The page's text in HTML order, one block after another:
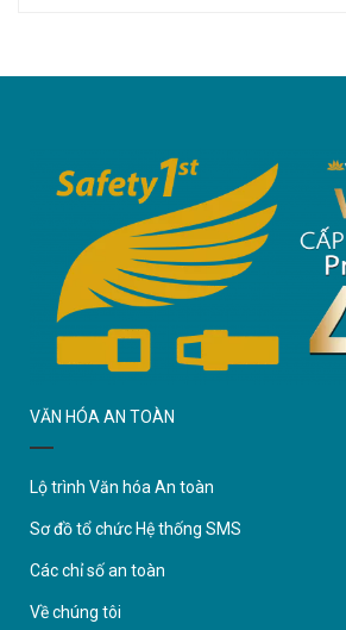
VĂN HÓA AN TOÀN
Lộ trình Văn hóa An toàn
Sơ đồ tổ chức Hệ thống SMS
Các chỉ số an toàn
Về chúng tôi